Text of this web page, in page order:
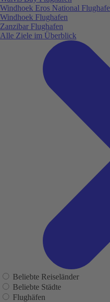
Windhoek Eros National
Windhoek Flughafen
Zanzibar Flughafen
Alle Ziele im Überblick
Beliebte Reiseländer
Beliebte Städte
Flughäfen